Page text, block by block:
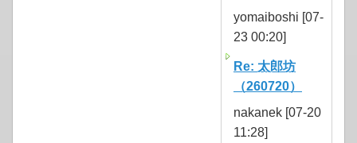
yomaiboshi [07-
23 00:20]
Re: 太郎坊
（260720）
nakanek [07-20
11:28]